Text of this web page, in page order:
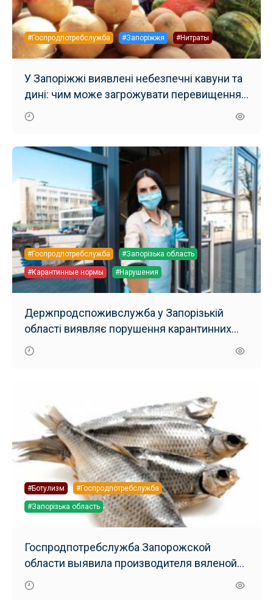
#Госпродпотребслужба #Запоріжжя #Нитраты
У Запоріжжі виявлені небезпечні кавуни та
дині: чим може загрожувати перевищення
вмісту нітратів, та як мінімізувати наслідки
#Госпродпотребслужба #Запорізька область
#Карантинные нормы #Нарушения
Держпродспоживслужба у Запорізькій
області виявляє порушення карантинних
вимог
#Ботулизм #Госпродпотребслужба
#Запорізька область
Госпродпотребслужба Запорожской
области выявила производителя вяленой
рыбы с ботулизмом